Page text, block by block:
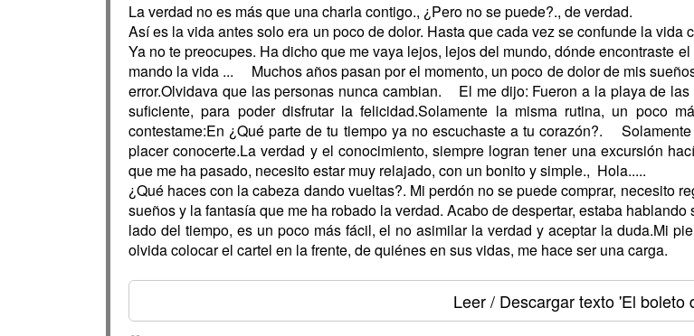
La verdad no es más que una charla contigo., ¿Pero no se puede?., de verdad.
Así es la vida antes solo era un poco de dolor. Hasta que cada vez se confunde la
Ya no te preocupes. Ha dicho que me vaya lejos, lejos del mundo, dónde encontraste
mando la vida ... Muchos años pasan por el momento, un poco de dolor de mis
error.Olvidava que las personas nunca cambian. El me dijo: Fueron a la playa de
suficiente, para poder disfrutar la felicidad.Solamente la misma rutina, un poco
contestame:En ¿Qué parte de tu tiempo ya no escuchaste a tu corazón?.
placer conocerte.La verdad y el conocimiento, siempre logran tener una excursión
que me ha pasado, necesito estar muy relajado, con un bonito y simple., Hola.....
¿Qué haces con la cabeza dando vueltas?. Mi perdón no se puede comprar, necesito
sueños y la fantasía que me ha robado la verdad. Acabo de despertar, estaba
lado del tiempo, es un poco más fácil, el no asimilar la verdad y aceptar la duda.Mi
olvida colocar el cartel en la frente, de quiénes en sus vidas, me hace ser una carga.
Leer / Descargar texto'El boleto